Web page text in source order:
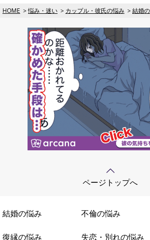
HOME 悩み・迷い カップル・彼氏の悩み 結婚
ページトップへ
結婚の悩み 不倫の悩み
復縁の悩み 失恋・別れの悩み